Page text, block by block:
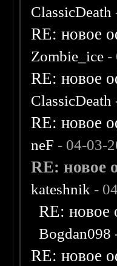
ClassicDeath
RE: новое
Zombie_ice -
RE: новое
ClassicDeath
RE: новое
neF - 04-03-
RE: новое
kateshnik -
RE: новое
Bogdan098
RE: новое